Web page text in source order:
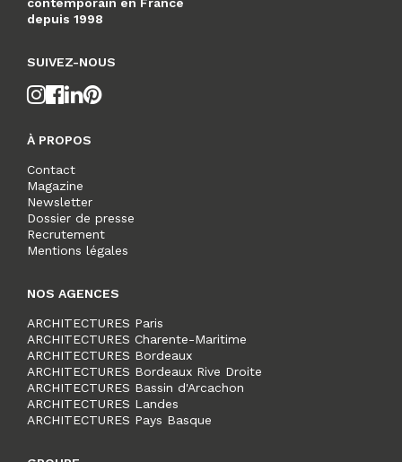
depuis 1998
SUIVEZ-NOUS
À PROPOS
Contact
Magazine
Newsletter
Dossier de presse
Recrutement
Mentions légales
NOS AGENCES
ARCHITECTURES Paris
ARCHITECTURES Charente-Maritime
ARCHITECTURES Bordeaux
ARCHITECTURES Bordeaux Rive Droite
ARCHITECTURES Bassin d'Arcachon
ARCHITECTURES Landes
ARCHITECTURES Pays Basque